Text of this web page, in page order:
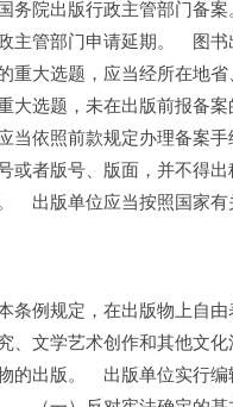
务院出版行政主管部门备
主管部门申请延期。　图
重大选题，应当经所在地
大选题，未在出版前报
当依照前款规定办理备案
或者版号、版面，并不得
　出版单位应当按照国家
条例规定，在出版物上自
、文学艺术创作和其他文
的出版。　出版单位实行